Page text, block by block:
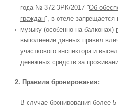
года № 372-ЗРК/2017 "Об
граждан", в отеле
музыку (особенно на балконах)
выполнение данных правил
участкового инспектора и
денежных средств за
2. Правила бронирования:
В случае бронирования более 5